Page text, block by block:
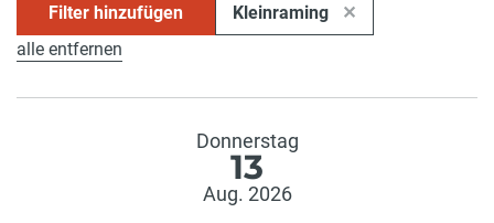
Filter hinzufügen
Kleinraming
alle entfernen
Donnerstag
13
Aug. 2026